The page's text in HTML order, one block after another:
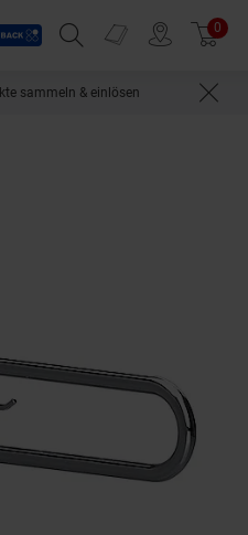
Suchfeld einblenden
Prospekte 0
sammeln & einlösen